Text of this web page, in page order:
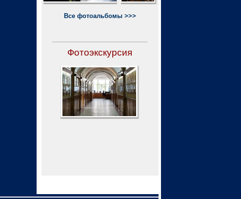
Все фотоальбомы >>>
Фотоэкскурсия